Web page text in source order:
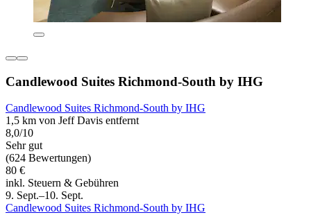
Candlewood Suites Richmond-South by IHG
Candlewood Suites Richmond-South by IHG
1,5 km von Jeff Davis entfernt
8,0/10
Sehr gut
(624 Bewertungen)
80 €
inkl. Steuern & Gebühren
9. Sept.–10. Sept.
Candlewood Suites Richmond-South by IHG